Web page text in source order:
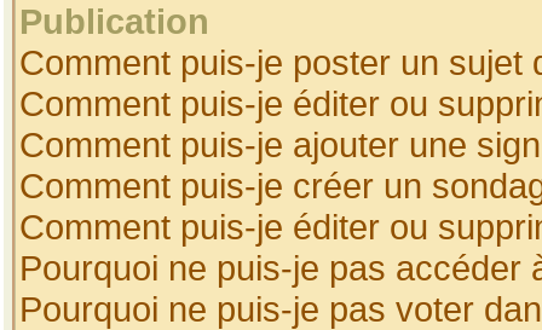
Publication
Comment puis-je poster un sujet
Comment puis-je éditer ou
Comment puis-je ajouter une
Comment puis-je créer un
Comment puis-je éditer ou
Pourquoi ne puis-je pas accéder
Pourquoi ne puis-je pas voter